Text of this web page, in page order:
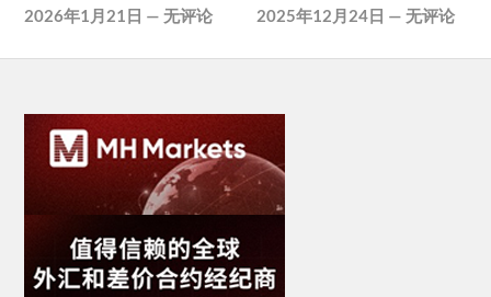
2026年1月21日 —无评论 2025年12月24日 —无评论